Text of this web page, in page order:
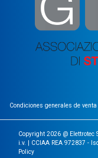
Condiciones generales de
Copyright 2026 @
i.v. | CCIAA REA 972837 -
Policy